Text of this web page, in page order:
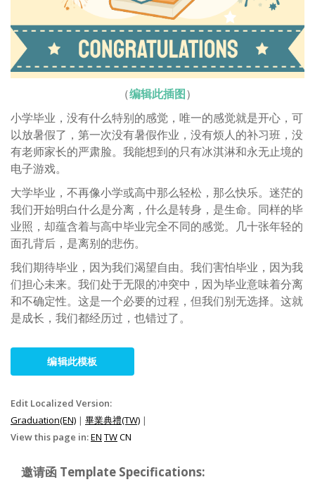
（编辑此插图）
小学毕业，没有什么特别的感觉，唯一的感觉就是开心，可
以放暑假了，第一次没有暑假作业，没有烦人的补习班，没
有老师家长的严肃脸。我能想到的只有冰淇淋和永无止境的
电子游戏。
大学毕业，不再像小学或高中那么轻松，那么快乐。迷茫的
我们开始明白什么是分离，什么是转身，是生命。同样的毕
业照，却蕴含着与高中毕业完全不同的感觉。几十张年轻的
面孔背后，是离别的悲伤。
我们期待毕业，因为我们渴望自由。我们害怕毕业，因为我
们担心未来。我们处于无限的冲突中，因为毕业意味着分离
和不确定性。这是一个必要的过程，但我们别无选择。这就
是成长，我们都经历过，也错过了。
编辑此模板
Edit Localized Version:
Graduation(EN) | 畢業典禮(TW) |
View this page in:EN TWCN
邀请函 Template Specifications: